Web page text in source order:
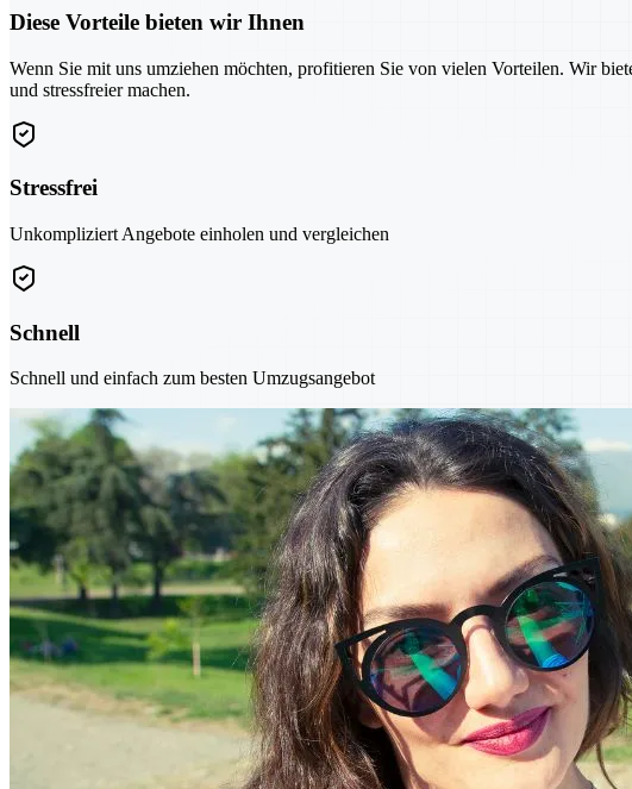
Diese Vorteile bieten wir Ihnen
Wenn Sie mit uns umziehen möchten, profitieren Sie von vielen Vorteilen. Wir
und stressfreier machen.
Stressfrei
Unkompliziert Angebote einholen und vergleichen
Schnell
Schnell und einfach zum besten Umzugsangebot